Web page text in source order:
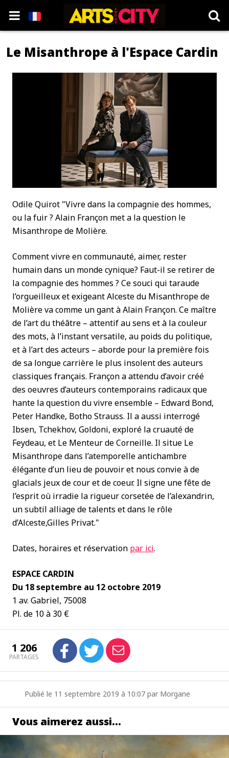
Le Misanthrope à l'Espace Cardin
Odile Quirot "Vivre dans la compagnie des hommes,
ou la fuir ? Alain Françon met a la question le
Misanthrope de Molière.
Comment vivre en communauté, aimer, rester
humain dans un monde cynique? Faut-il se retirer de
la compagnie des hommes ? Ce souci qui taraude
l’orgueilleux et exigeant Alceste du Misanthrope de
Molière va comme un gant à Alain Françon. Ce maître
de l’art du théâtre – attentif au sens et à la couleur
des mots, à l’instant versatile, au poids du politique,
et à l’art des acteurs – aborde pour la première fois
de sa longue carrière le plus insolent des auteurs
classiques français. Françon a attendu d’avoir créé
des oeuvres d’auteurs contemporains radicaux que
hante la question du vivre ensemble – Edward Bond,
Peter Handke, Botho Strauss. Il a aussi interrogé
Ibsen, Tchekhov, Goldoni, exploré la cruauté de
Feydeau, et Le Menteur de Corneille. Il situe Le
Misanthrope dans l’atemporelle antichambre
élégante d’un lieu de pouvoir et nous convie à de
glacials jeux de cour et de coeur. Il signe une fête de
l’esprit où irradie la rigueur corsetée de l’alexandrin,
un subtil alliage de talents et dans le rôle
d’Alceste,Gilles Privat."
Dates, horaires et réservation par ici.
ESPACE CARDIN
Du 18 septembre au 12 octobre 2019
1 av. Gabriel, 75008
Pl. de 10 à 30 €
1 206
PARTAGES
Publié le 11 septembre 2019 à 10:07 par Morgane
Vous aimerez aussi…